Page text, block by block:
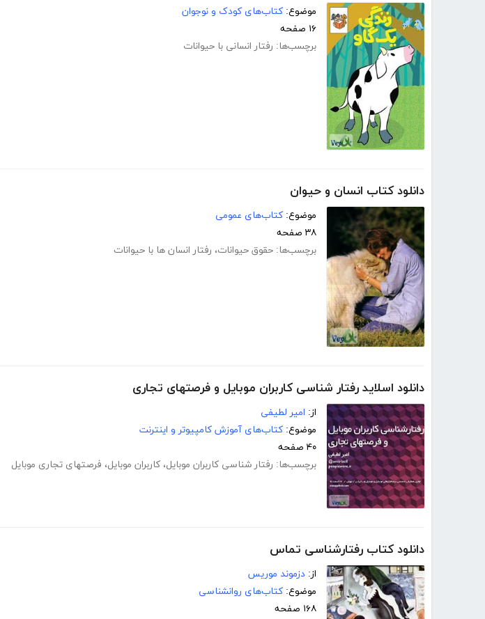
موضوع: کتاب‌های کودک و نوجوان
۱۶ صفحه
برچسب‌ها: رفتار انسانی با حیوانات
دانلود کتاب انسان و حیوان
موضوع: کتاب‌های عمومی
۳۸ صفحه
برچسب‌ها: حقوق حیوانات، رفتار انسان ها با حیوانات
دانلود اسلاید رفتار شناسی کاربران موبایل و فرصتهای تجاری
از: امیر لطیفی
موضوع: کتاب‌های آموزش کامپیوتر و اینترنت
۴۰ صفحه
برچسب‌ها: رفتار شناسی کاربران موبایل، کاربران موبایل، فرصتهای تجاری موبایل
دانلود کتاب رفتارشناسی تماس
از: دزموند موریس
موضوع: کتاب‌های روانشناسی
۱۶۸ صفحه